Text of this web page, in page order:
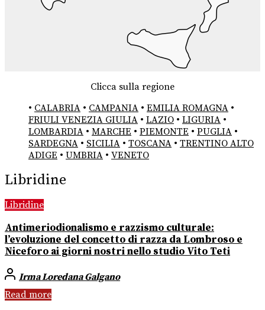
Clicca sulla regione
• CALABRIA • CAMPANIA • EMILIA ROMAGNA •
FRIULI VENEZIA GIULIA • LAZIO • LIGURIA •
LOMBARDIA • MARCHE • PIEMONTE • PUGLIA •
SARDEGNA • SICILIA • TOSCANA • TRENTINO ALTO
ADIGE • UMBRIA • VENETO
Libridine
Libridine
Antimeriodionalismo e razzismo culturale:
l’evoluzione del concetto di razza da Lombroso e
Niceforo ai giorni nostri nello studio Vito Teti
Irma Loredana Galgano
Read more